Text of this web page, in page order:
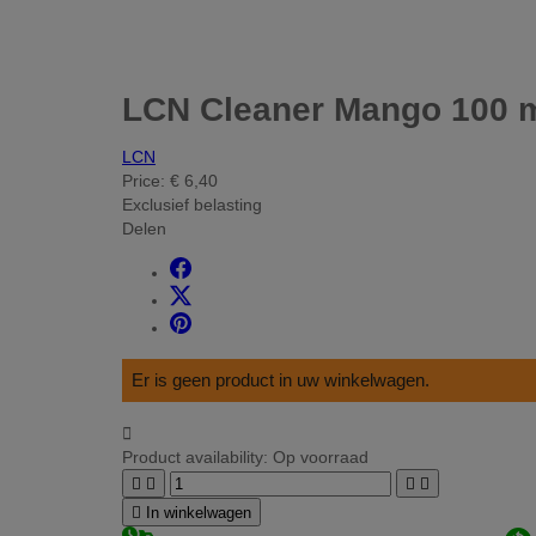
LCN Cleaner Mango 100
LCN
Price: € 6,40
Exclusief belasting
Delen
Er is geen product in uw winkelwagen.

Product availability: Op voorraad
   
 In winkelwagen